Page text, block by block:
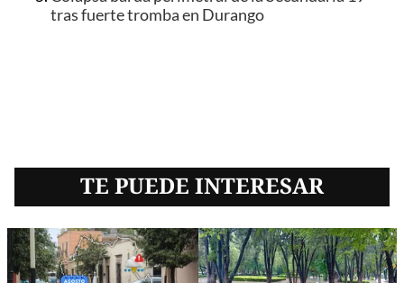
tras fuerte tromba en Durango
TE PUEDE INTERESAR